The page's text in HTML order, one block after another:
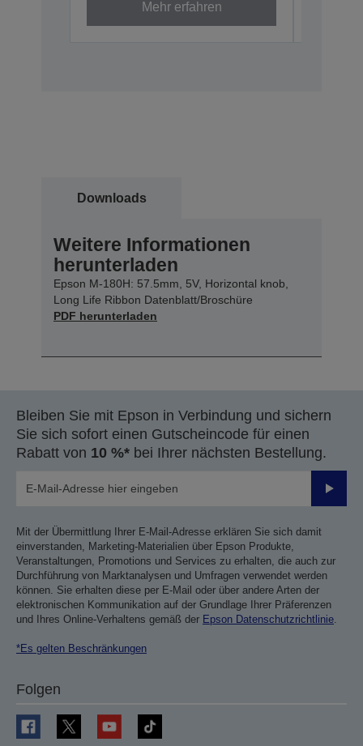
Mehr erfahren
Downloads
Weitere Informationen
herunterladen
Epson M-180H: 57.5mm, 5V, Horizontal knob,
Long Life Ribbon Datenblatt/Broschüre
PDF herunterladen
Bleiben Sie mit Epson in Verbindung und sichern
Sie sich sofort einen Gutscheincode für einen
Rabatt von 10 %* bei Ihrer nächsten Bestellung.
Mit der Übermittlung Ihrer E-Mail-Adresse erklären Sie sich damit
einverstanden, Marketing-Materialien über Epson Produkte,
Veranstaltungen, Promotions und Services zu erhalten, die auch zur
Durchführung von Marktanalysen und Umfragen verwendet werden
können. Sie erhalten diese per E-Mail oder über andere Arten der
elektronischen Kommunikation auf der Grundlage Ihrer Präferenzen
und Ihres Online-Verhaltens gemäß der Epson Datenschutzrichtlinie
*Es gelten Beschränkungen
Folgen